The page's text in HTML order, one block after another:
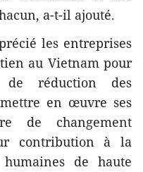
a-t-il ajouté.
les entreprises
au Vietnam pour
de réduction des
en œuvre ses
de changement
contribution à la
de haute